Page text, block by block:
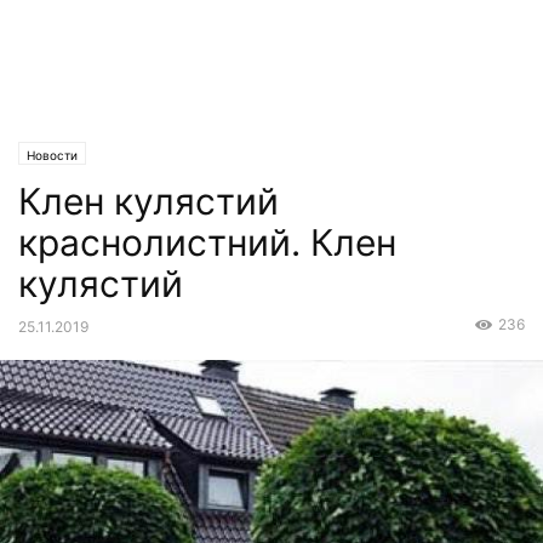
Новости
Клен кулястий
краснолистний. Клен
кулястий
25.11.2019 236